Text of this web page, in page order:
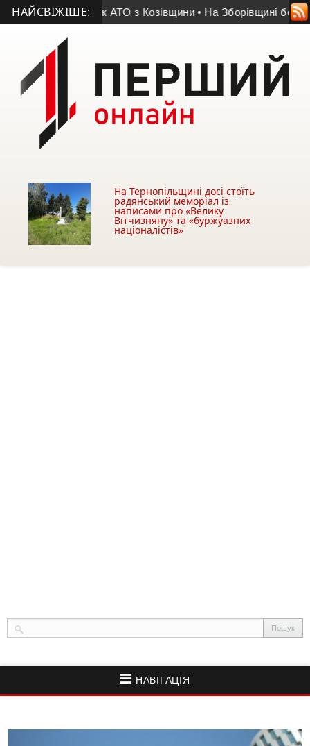
НАЙСВІЖІШЕ:
помер учасник АТО з Козівщини • На Зборівщині
На Тернопільщині досі стоїть
радянський меморіал із
написами про «Велику
Вітчизняну» та «буржуазних
націоналістів»
НАВІГАЦІЯ